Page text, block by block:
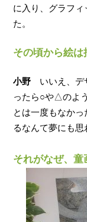
に入り、グラフ
た。
その頃から絵は
小野 いいえ、デ
ったら○や△のよ
とは一度もなか
るなんて夢にも思
それがなぜ、童